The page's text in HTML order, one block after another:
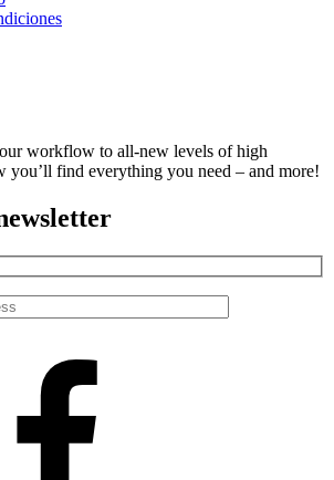
workflow to all-new levels of high
you’ll find everything you need – and more!